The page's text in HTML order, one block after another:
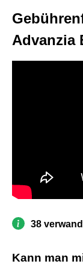
Advanzia
38
Kann man